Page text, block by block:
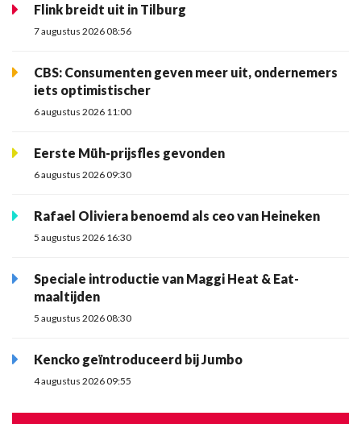
Flink breidt uit in Tilburg
7 augustus 2026 08:56
CBS: Consumenten geven meer uit, ondernemers
iets optimistischer
6 augustus 2026 11:00
Eerste Müh-prijsfles gevonden
6 augustus 2026 09:30
Rafael Oliviera benoemd als ceo van Heineken
5 augustus 2026 16:30
Speciale introductie van Maggi Heat & Eat-
maaltijden
5 augustus 2026 08:30
Kencko geïntroduceerd bij Jumbo
4 augustus 2026 09:55